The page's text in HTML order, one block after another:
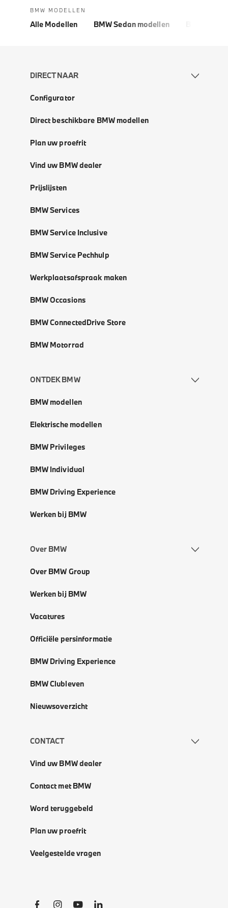
BMW MODELLEN
Alle Modellen BMW Sedan modellen
DIRECT NAAR
Configurator
Direct beschikbare BMW modellen
Plan uw proefrit
Vind uw BMW dealer
Prijslijsten
BMW Services
BMW Service Inclusive
BMW Service Pechhulp
Werkplaatsafspraak maken
BMW Occasions
BMW ConnectedDrive Store
BMW Motorrad
ONTDEK BMW
BMW modellen
Elektrische modellen
BMW Privileges
BMW Individual
BMW Driving Experience
Werken bij BMW
Over BMW
Over BMW Group
Werken bij BMW
Vacatures
Officiële persinformatie
BMW Driving Experience
BMW Clubleven
Nieuwsoverzicht
CONTACT
Vind uw BMW dealer
Contact met BMW
Word teruggebeld
Plan uw proefrit
Veelgestelde vragen
Social Links